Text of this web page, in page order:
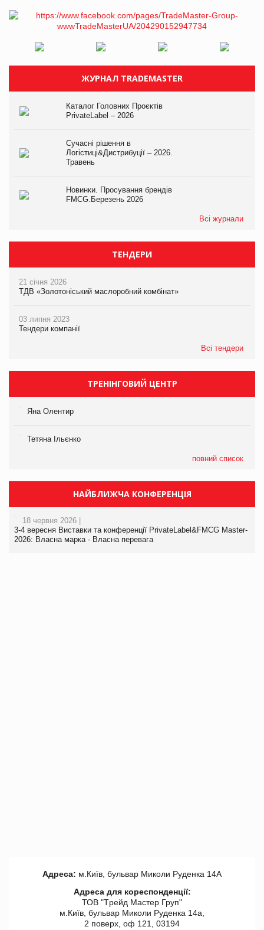
ЖУРНАЛ TRADEMASTER
Каталог Головних Проєктів
PrivateLabel – 2026
Сучасні рішення в
Логістиці&Дистрибуції – 2026.
Травень
Новинки. Просування брендів
FMCG.Березень 2026
Всі журнали
ТЕНДЕРИ
21 січня 2026
ТДВ «Золотоніський маслоробний комбінат»
03 липня 2023
Тендери компанії
Всі тендери
ТРЕНІНГОВИЙ ЦЕНТР
Яна Олентир
Тетяна Ільєнко
повний список
НАЙБЛИЖЧА КОНФЕРЕНЦІЯ
18 червня 2026 |
3-4 вересня Виставки та конференції PrivateLabel&FMCG Master-
2026: Власна марка - Власна перевага
Адреса: м.Київ, бульвар Миколи Руденка 14А
Адреса для кореспонденції:
ТОВ "Tрейд Мастер Груп"
м.Київ, бульвар Миколи Руденка 14а,
2 поверх, оф 121, 03194